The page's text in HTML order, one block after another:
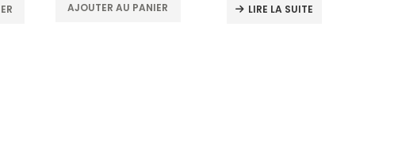
AJOUTER AU PANIER LIRE LA SUITE